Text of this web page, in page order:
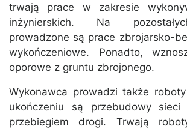
trwają prace w zakresie
inżynierskich. Na
prowadzone są prace zbrojarsko-
wykończeniowe. Ponadto,
oporowe z gruntu zbrojonego.
Wykonawca prowadzi także
ukończeniu są przebudowy sieci
przebiegiem drogi. Trwają